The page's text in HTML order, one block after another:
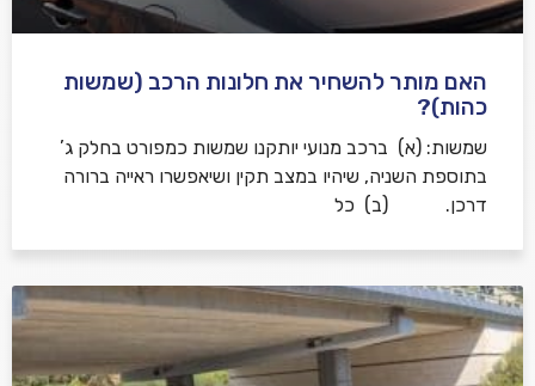
האם מותר להשחיר את חלונות הרכב (שמשות
כהות)?
שמשות: (א) ברכב מנועי יותקנו שמשות כמפורט בחלק ג’
בתוספת השניה, שיהיו במצב תקין ושיאפשרו ראייה ברורה
דרכן. (ב) כל